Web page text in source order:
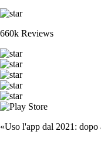
660k Reviews
«Uso l'app dal 2021: dopo